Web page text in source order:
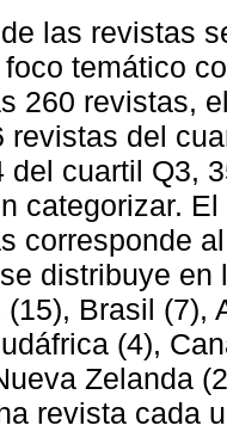
las revistas
temático
260 revistas,
revistas del
del cuartil Q3,
categorizar.
corresponde
distribuye
Brasil (7),
(4),
Zelanda
revista cada